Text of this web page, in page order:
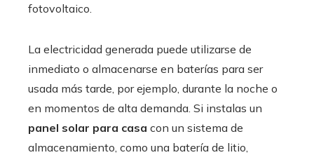
fotovoltaico.
La electricidad generada puede utilizarse de
inmediato o almacenarse en baterías para ser
usada más tarde, por ejemplo, durante la noche o
en momentos de alta demanda. Si instalas un
panel solar para casa con un sistema de
almacenamiento, como una batería de litio,